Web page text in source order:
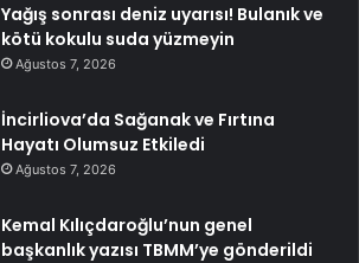
Yağış sonrası deniz uyarısı! Bulanık ve
kötü kokulu suda yüzmeyin
Ağustos 7, 2026
İncirliova’da Sağanak ve Fırtına
Hayatı Olumsuz Etkiledi
Ağustos 7, 2026
Kemal Kılıçdaroğlu’nun genel
başkanlık yazısı TBMM’ye gönderildi